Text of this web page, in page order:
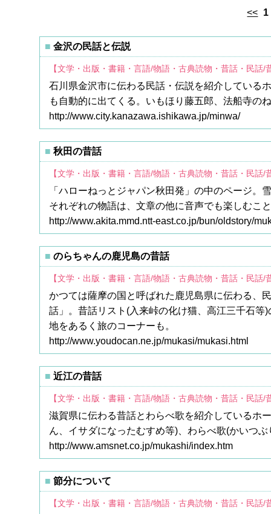
<< 1
金沢の民話と伝説
【文学・出版・書籍・言語/物語・古典読物・昔話・民話/
石川県金沢市に伝わる民話・伝説を紹介している
も自動的に出てくる。いもほり藤五郎、法船寺の
http://www.city.kanazawa.ishikawa.jp/minwa/
秋田の昔話
【文学・出版・書籍・言語/物語・古典読物・昔話・民話/
「ハローねっとジャパン秋田発」の中のページ
それぞれの物語は、文章の他に音声でも楽しむこ
http://www.akita.mmd.ntt-east.co.jp/bun/oldstory/
のらちゃんの鹿児島の昔話
【文学・出版・書籍・言語/物語・古典読物・昔話・民話/
かつては薩摩の国と呼ばれた鹿児島県に伝わる、
話」。昔話リスト(入来峠の化け猫、高江三千石
地をあるく旅のコーナーも。
http://www.youdocan.ne.jp/mukasi/mukasi.html
近江の昔話
【文学・出版・書籍・言語/物語・古典読物・昔話・民話/
滋賀県に伝わる昔話とわらべ歌を紹介しているホ
ん、イサダになったむすめ等)、わらべ歌(かいつ
http://www.amsnet.co.jp/mukashi/index.htm
節分について
【文学・出版・書籍・言語/物語・古典読物・昔話・民話/